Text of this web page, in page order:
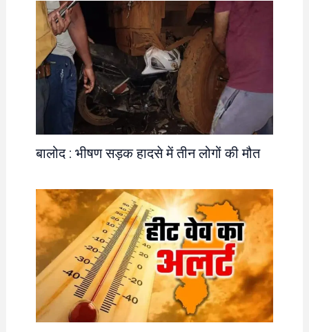
बालोद : भीषण सड़क हादसे में तीन लोगों की मौत